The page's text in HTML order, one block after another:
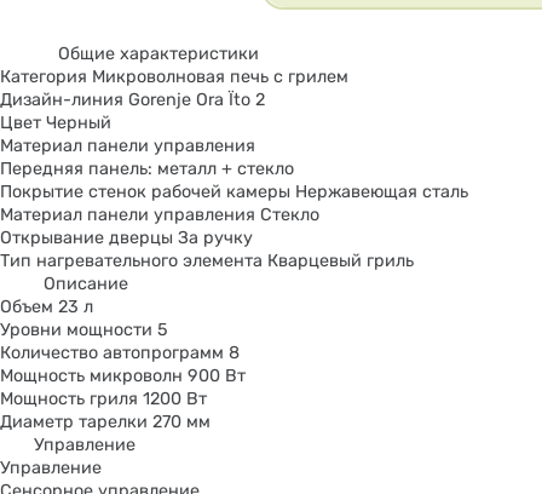
Общие характеристики
Категория Микроволновая печь с грилем
Дизайн-линия Gorenje Ora Ïto 2
Цвет Черный
Материал панели управления
Передняя панель: металл + стекло
Покрытие стенок рабочей камеры Нержавеющая сталь
Материал панели управления Стекло
Открывание дверцы За ручку
Тип нагревательного элемента Кварцевый гриль
Описание
Объем 23 л
Уровни мощности 5
Количество автопрограмм 8
Мощность микроволн 900 Вт
Мощность гриля 1200 Вт
Диаметр тарелки 270 мм
Управление
Управление